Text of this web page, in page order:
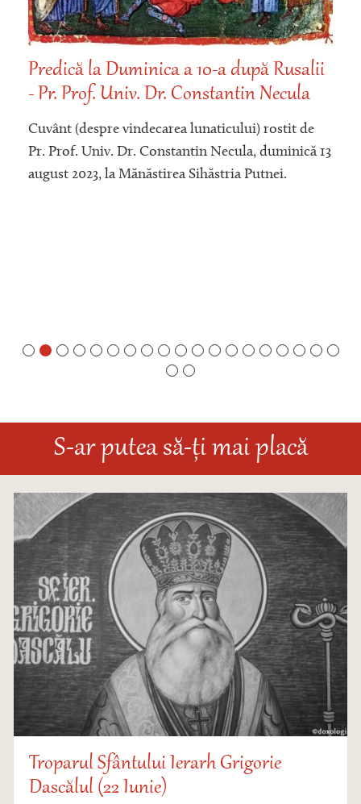
Predică la Duminica a 10-a după Rusalii
- Pr. Prof. Univ. Dr. Constantin Necula
Cuvânt (despre vindecarea lunaticului) rostit de
Pr. Prof. Univ. Dr. Constantin Necula, duminică 13
august 2023, la Mănăstirea Sihăstria Putnei.
S-ar putea să-ți mai placă
Troparul Sfântului Ierarh Grigorie
Dascălul (22 Iunie)